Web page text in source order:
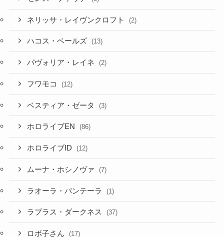
ネリッサ・レイヴンクロフト (2)
ハコス・ベールズ (13)
パヴォリア・レイネ (2)
フワモコ (12)
ベスティア・ゼータ (3)
ホロライブEN (86)
ホロライブID (12)
ムーナ・ホシノヴァ (7)
ラオーラ・パンテーラ (1)
ラプラス・ダークネス (37)
ロボ子さん (17)